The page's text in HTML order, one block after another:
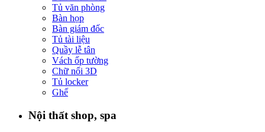
Tủ văn phòng
Bàn họp
Bàn giám đốc
Tủ tài liệu
Quầy lễ tân
Vách ốp tường
Chữ nổi 3D
Tủ locker
Ghế
Nội thất shop, spa